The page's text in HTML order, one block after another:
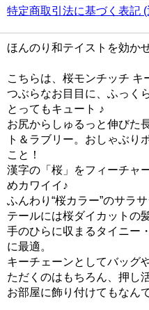
特定商取引法に基づく表記
ほんのり和テイストを効か
こちらは、桜モンチッチ キ
つぶらなお目目に、ふっく
とってもキュート ♪
お尻からしゅるっと伸びた
ト＆ラブリー。おしゃぶり
こと！
漢字の「桜」をフィーチャ
めカワイイ♪
ふんわり“桜カラー”のサラ
テールには桜ダイカットの
手のひらに収まるタイニー
に最適。
キーチェーンとしてバッグ
ただくのはもちろん、押し
お部屋に飾り付けてもなん